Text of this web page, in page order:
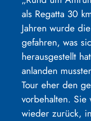
als Regatta 30
Jahren wurde
gefahren, was
herausgestellt
anlanden
Tour eher den
vorbehalten. Sie
wieder zurück,